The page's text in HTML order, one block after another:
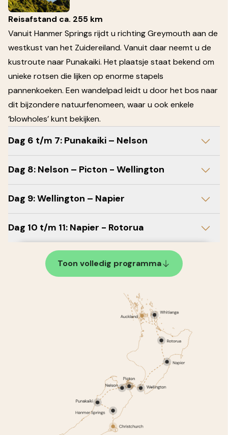
Reisafstand ca. 255 km
Vanuit Hanmer Springs rijdt u richting Greymouth aan de
westkust van het Zuidereiland. Vanuit daar neemt u de
kustroute naar Punakaiki. Het plaatsje staat bekend om
unieke rotsen die lijken op enorme stapels
pannenkoeken. Een wandelpad leidt u door het bos naar
dit bijzondere natuurfenomeen, waar u ook enkele
‘blowholes’ kunt bekijken.
Dag 6 t/m 7: Punakaiki – Nelson
Dag 8: Nelson – Picton - Wellington
Dag 9: Wellington – Napier
Dag 10 t/m 11: Napier - Rotorua
Toon volledig programma